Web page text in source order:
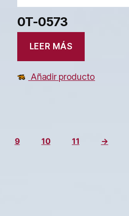
0T-0573
LEER MÁS
Añadir producto
9 10 11 →